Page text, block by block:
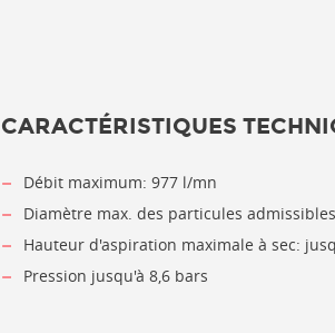
CARACTÉRISTIQUES
Débit maximum: 977 l/mn
Diamètre max. des particules admissibles
Hauteur d'aspiration maximale à sec:
Pression jusqu'à 8,6 bars